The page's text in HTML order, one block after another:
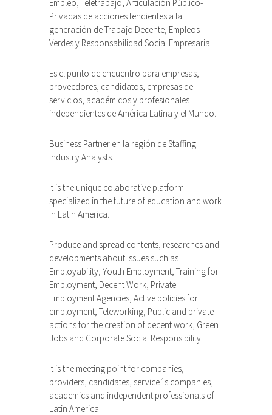
Empleo, Teletrabajo, Articulación Público-
Privadas de acciones tendientes a la
generación de Trabajo Decente, Empleos
Verdes y Responsabilidad Social Empresaria.
Es el punto de encuentro para empresas,
proveedores, candidatos, empresas de
servicios, académicos y profesionales
independientes de América Latina y el Mundo.
Business Partner en la región de Staffing
Industry Analysts.
It is the unique colaborative platform
specialized in the future of education and work
in Latin America.
Produce and spread contents, researches and
developments about issues such as
Employability, Youth Employment, Training for
Employment, Decent Work, Private
Employment Agencies, Active policies for
employment, Teleworking, Public and private
actions for the creation of decent work, Green
Jobs and Corporate Social Responsibility.
It is the meeting point for companies,
providers, candidates, service´s companies,
academics and independent professionals of
Latin America.